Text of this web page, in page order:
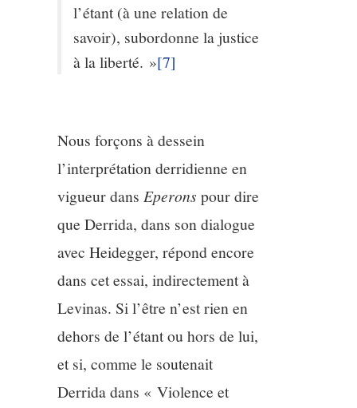
l’étant (à une relation de
savoir), subordonne la justice
à la liberté. »[7]
Nous forçons à dessein
l’interprétation derridienne en
vigueur dansEperons pour dire
que Derrida, dans son dialogue
avec Heidegger, répond encore
dans cet essai, indirectement à
Levinas. Si l’être n’est rien en
dehors de l’étant ou hors de lui,
et si, comme le soutenait
Derrida dans « Violence et